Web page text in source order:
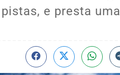
e presta uma